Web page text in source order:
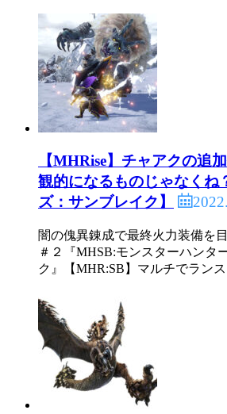
【MHRise】チャアクの追
観的になるものじゃなくね
ズ：サンブレイク】
闇の傀異錬成で最終火力装備を
＃２『MHSB:モンスターハンタ
ク』【MHR:SB】マルチでラン